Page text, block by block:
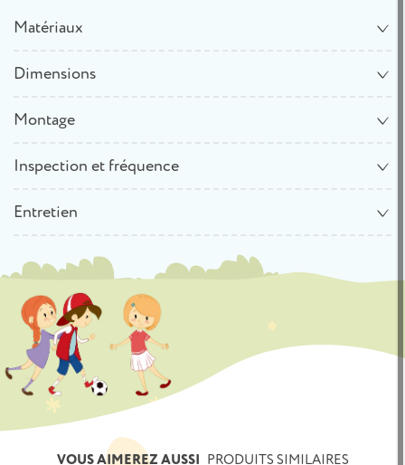
Matériaux
Dimensions
Montage
Inspection et fréquence
Entretien
VOUS AIMEREZ AUSSI PRODUITS SIMILAIRES